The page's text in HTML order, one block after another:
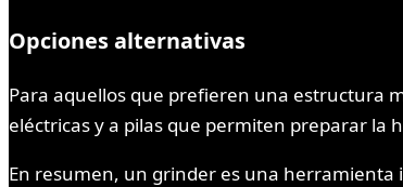
Opciones alternativas
Para aquellos que prefieren una estructura
eléctricas y a pilas que permiten preparar la
En resumen, un grinder es una